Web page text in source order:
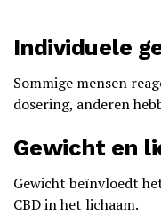
Individuele
Sommige mensen
dosering, anderen
Gewicht en
Gewicht beïnvloedt
CBD in het lichaam.